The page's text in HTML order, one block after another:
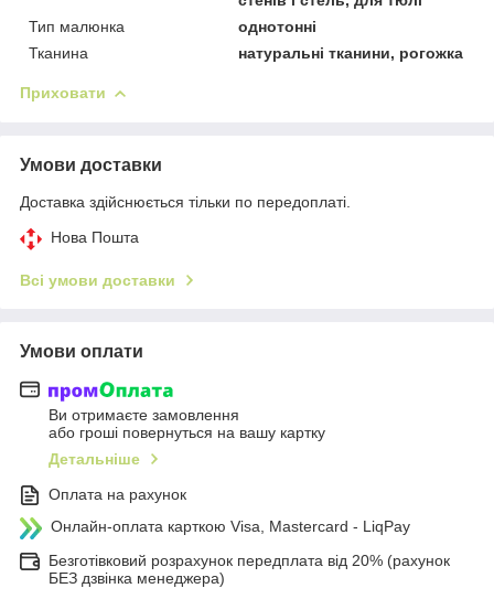
Тип малюнка
однотонні
Тканина
натуральні тканини, рогожка
Приховати
Умови доставки
Доставка здійснюється тільки по передоплаті.
Нова Пошта
Всі умови доставки
Умови оплати
Ви отримаєте замовлення
або гроші повернуться на вашу картку
Детальніше
Оплата на рахунок
Онлайн-оплата карткою Visa, Mastercard - LiqPay
Безготівковий розрахунок передплата від 20% (рахунок
БЕЗ дзвінка менеджера)